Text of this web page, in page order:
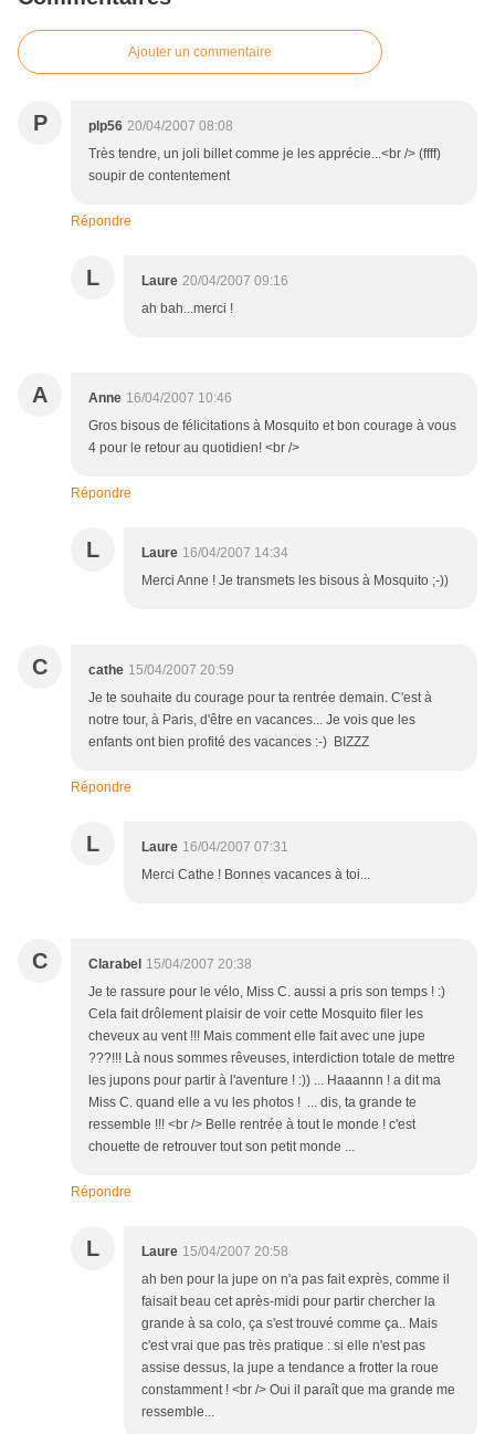
Ajouter un commentaire
P plp56 20/04/2007 08:08
Très tendre, un joli billet comme je les apprécie...<br /> (ffff)
soupir de contentement
Répondre
L Laure 20/04/2007 09:16
ah bah...merci !
A Anne 16/04/2007 10:46
Gros bisous de félicitations à Mosquito et bon courage à vous
4 pour le retour au quotidien! <br />
Répondre
L Laure 16/04/2007 14:34
Merci Anne ! Je transmets les bisous à Mosquito ;-))
C cathe 15/04/2007 20:59
Je te souhaite du courage pour ta rentrée demain. C'est à
notre tour, à Paris, d'être en vacances... Je vois que les
enfants ont bien profité des vacances :-) BIZZZ
Répondre
L Laure 16/04/2007 07:31
Merci Cathe ! Bonnes vacances à toi...
C Clarabel 15/04/2007 20:38
Je te rassure pour le vélo, Miss C. aussi a pris son temps ! :)
Cela fait drôlement plaisir de voir cette Mosquito filer les
cheveux au vent !!! Mais comment elle fait avec une jupe
???!!! Là nous sommes rêveuses, interdiction totale de mettre
les jupons pour partir à l'aventure ! :)) ... Haaannn ! a dit ma
Miss C. quand elle a vu les photos ! ... dis, ta grande te
ressemble !!! <br /> Belle rentrée à tout le monde ! c'est
chouette de retrouver tout son petit monde ...
Répondre
L Laure 15/04/2007 20:58
ah ben pour la jupe on n'a pas fait exprès, comme il
faisait beau cet après-midi pour partir chercher la
grande à sa colo, ça s'est trouvé comme ça.. Mais
c'est vrai que pas très pratique : si elle n'est pas
assise dessus, la jupe a tendance a frotter la roue
constamment ! <br /> Oui il paraît que ma grande me
ressemble...